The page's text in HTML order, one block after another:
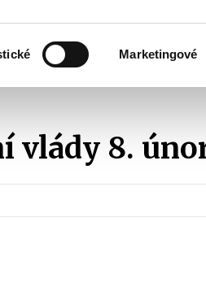
Marketingové
submenu
účetnictví
Materiály na jednání vlády 8. února 2006
vlády 8.